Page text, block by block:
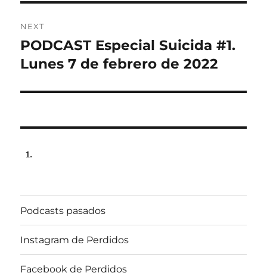
NEXT
Next
post:
PODCAST Especial Suicida #1.
Lunes 7 de febrero de 2022
Podcasts pasados
Instagram de Perdidos
Facebook de Perdidos